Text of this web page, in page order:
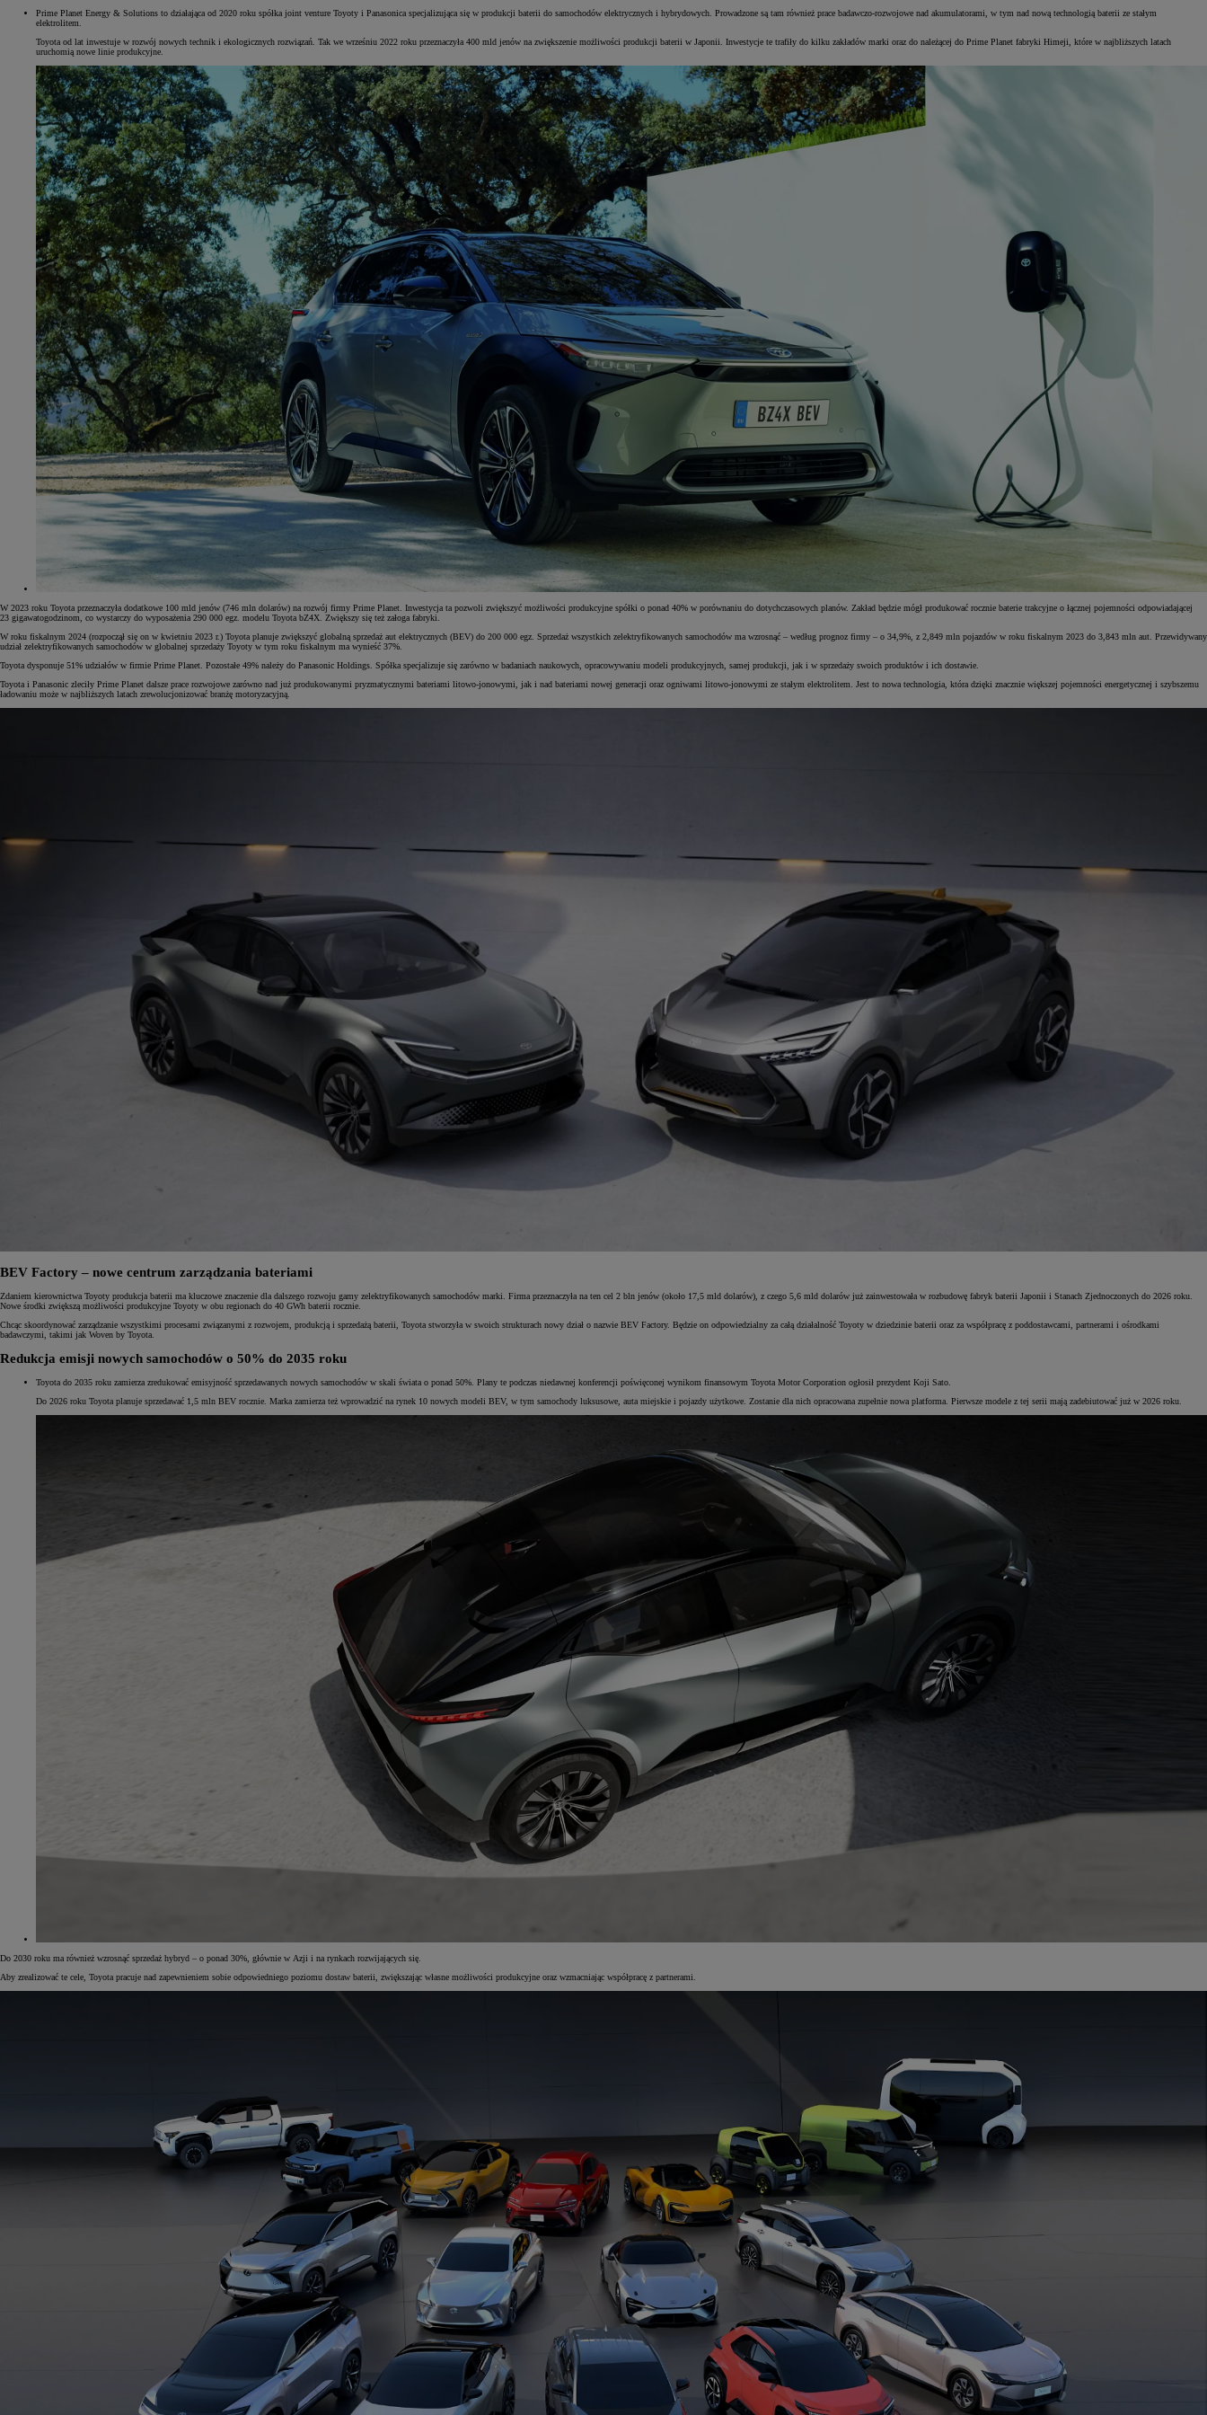
Od81 900 zł
Yaris Cross
Prime Planet Energy & Solutions to działająca od 2020 roku spółka joint venture Toyoty i Panasonica specjalizująca się w produkcji baterii do samochodów elektrycznych i hybrydowych. Prowadzone są tam również prace badawczo-rozwojowe nad akumulatorami, w tym nad nową technologią baterii ze stałym
elektrolitem.
Toyota od lat inwestuje w rozwój nowych technik i ekologicznych rozwiązań. Tak we wrześniu 2022 roku przeznaczyła 400 mld jenów na zwiększenie możliwości produkcji baterii w Japonii. Inwestycje te trafiły do kilku zakładów marki oraz do należącej do Prime Planet fabryki Himeji, które w najbliższych latach
uruchomią nowe linie produkcyjne.
W 2023 roku Toyota przeznaczyła dodatkowe 100 mld jenów (746 mln dolarów) na rozwój firmy Prime Planet. Inwestycja ta pozwoli zwiększyć możliwości produkcyjne spółki o ponad 40% w porównaniu do dotychczasowych planów. Zakład będzie mógł produkować rocznie baterie trakcyjne o łącznej pojemności odpowiadającej
23 gigawatogodzinom, co wystarczy do wyposażenia 290 000 egz. modelu Toyota bZ4X. Zwiększy się też załoga fabryki.
W roku fiskalnym 2024 (rozpoczął się on w kwietniu 2023 r.) Toyota planuje zwiększyć globalną sprzedaż aut elektrycznych (BEV) do 200 000 egz. Sprzedaż wszystkich zelektryfikowanych samochodów ma wzrosnąć – według prognoz firmy – o 34,9%, z 2,849 mln pojazdów w roku fiskalnym 2023 do 3,843 mln aut. Przewidywany
udział zelektryfikowanych samochodów w globalnej sprzedaży Toyoty w tym roku fiskalnym ma wynieść 37%.
Toyota dysponuje 51% udziałów w firmie Prime Planet. Pozostałe 49% należy do Panasonic Holdings. Spółka specjalizuje się zarówno w badaniach naukowych, opracowywaniu modeli produkcyjnych, samej produkcji, jak i w sprzedaży swoich produktów i ich dostawie.
Toyota i Panasonic zleciły Prime Planet dalsze prace rozwojowe zarówno nad już produkowanymi pryzmatycznymi bateriami litowo-jonowymi, jak i nad bateriami nowej generacji oraz ogniwami litowo-jonowymi ze stałym elektrolitem. Jest to nowa technologia, która dzięki znacznie większej pojemności energetycznej i szybszemu
ładowaniu może w najbliższych latach zrewolucjonizować branżę motoryzacyjną.
BEV Factory – nowe centrum zarządzania bateriami
Zdaniem kierownictwa Toyoty produkcja baterii ma kluczowe znaczenie dla dalszego rozwoju gamy zelektryfikowanych samochodów marki. Firma przeznaczyła na ten cel 2 bln jenów (około 17,5 mld dolarów), z czego 5,6 mld dolarów już zainwestowała w rozbudowę fabryk baterii Japonii i Stanach Zjednoczonych do 2026 roku.
Nowe środki zwiększą możliwości produkcyjne Toyoty w obu regionach do 40 GWh baterii rocznie.
Chcąc skoordynować zarządzanie wszystkimi procesami związanymi z rozwojem, produkcją i sprzedażą baterii, Toyota stworzyła w swoich strukturach nowy dział o nazwie BEV Factory. Będzie on odpowiedzialny za całą działalność Toyoty w dziedzinie baterii oraz za współpracę z poddostawcami, partnerami i ośrodkami
badawczymi, takimi jak Woven by Toyota.
Redukcja emisji nowych samochodów o 50% do 2035 roku
Toyota do 2035 roku zamierza zredukować emisyjność sprzedawanych nowych samochodów w skali świata o ponad 50%. Plany te podczas niedawnej konferencji poświęconej wynikom finansowym Toyota Motor Corporation ogłosił prezydent Koji Sato.
Do 2026 roku Toyota planuje sprzedawać 1,5 mln BEV rocznie. Marka zamierza też wprowadzić na rynek 10 nowych modeli BEV, w tym samochody luksusowe, auta miejskie i pojazdy użytkowe. Zostanie dla nich opracowana zupełnie nowa platforma. Pierwsze modele z tej serii mają zadebiutować już w 2026 roku.
Do 2030 roku ma również wzrosnąć sprzedaż hybryd – o ponad 30%, głównie w Azji i na rynkach rozwijających się.
Aby zrealizować te cele, Toyota pracuje nad zapewnieniem sobie odpowiedniego poziomu dostaw baterii, zwiększając własne możliwości produkcyjne oraz wzmacniając współpracę z partnerami.